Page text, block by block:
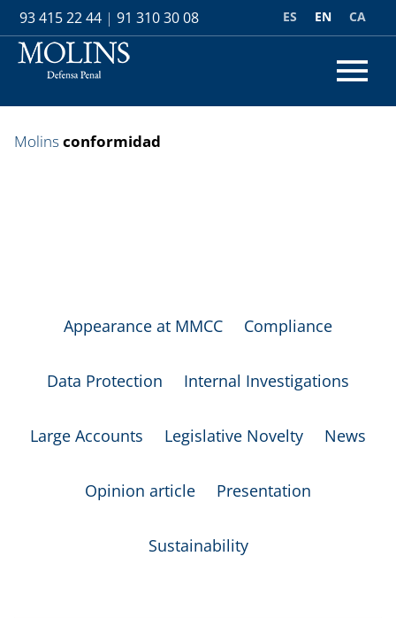
93 415 22 44 | 91 310 30 08 CA
EN
ES
Molinsconformidad
Appearance at MMCC Compliance
Data Protection Internal Investigations
Large Accounts Legislative Novelty News
Opinion article Presentation
Sustainability